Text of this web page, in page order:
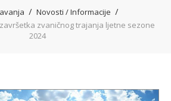
Novosti / Informacije
zvaničnog trajanja ljetne sezone
2024